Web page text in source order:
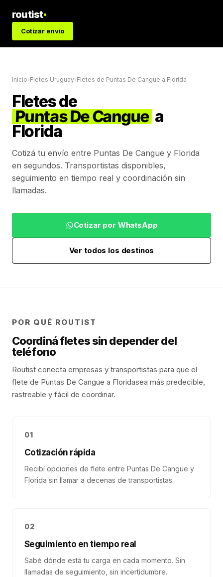
routist
Cotizar envío
Inicio›Fletes Uruguay›Fletes de Puntas De Cangue a Florida
Fletes de
Puntas De Cangue a
Florida
Cotizá tu envío entre Puntas De Cangue y Florida
en segundos. Transportistas disponibles,
seguimiento en tiempo real y coordinación sin
llamadas.
Cotizar por WhatsApp
Ver todos los destinos
POR QUÉ ROUTIST
Coordiná fletes sin depender del
teléfono
Routist conecta empresas y transportistas para que el
flete de Puntas De Cangue a Floridasea más predecible,
rastreable y fácil de coordinar.
01
Cotización rápida
Recibí opciones de flete entre Puntas De Cangue y
Florida sin llamar a decenas de transportistas.
02
Seguimiento en tiempo real
Sabé dónde está tu carga en cada momento. Sin
llamadas de seguimiento, sin incertidumbre.